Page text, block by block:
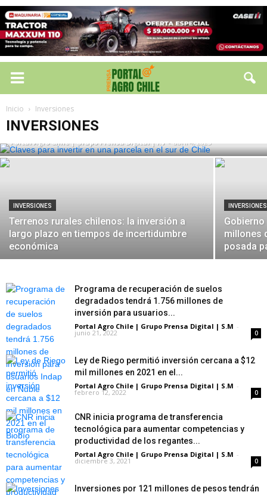
Inicio Inversiones
INVERSIONES
Claves para invertir en una parcela en el
sur de Chile
Portal Agro Chile | Grupo Prensa Digital | I.V - abril 4, 2025
INVERSIONES
Terrenos rurales chilenos: la inversión a
largo plazo en tiempos de incertidumbre
económica
INVERSIONES
millones
posada
Programa de recuperación de suelos
degradados tendrá 1.756 millones de
inversión para usuarios...
Portal Agro Chile | Grupo Prensa Digital | S.M -
junio 21, 2022 0
Ley de Riego permitió inversión cercana a $12
mil millones en 2021 en el...
Portal Agro Chile | Grupo Prensa Digital | S.M -
febrero 12, 2022 0
CNR inicia programa de transferencia
tecnológica para aumentar competencias y
productividad de los regantes...
Portal Agro Chile | Grupo Prensa Digital | S.M -
diciembre 3, 2021 0
Inversiones por 121 millones de pesos tendrán